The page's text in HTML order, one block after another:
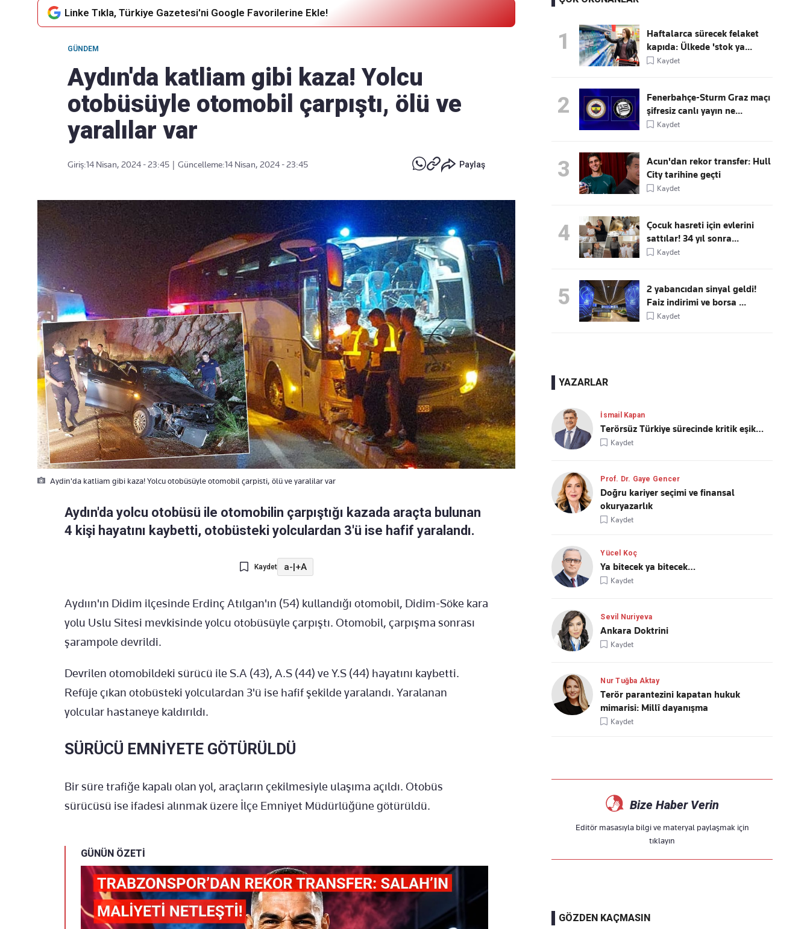
akışımıza ulaşın
göndermek için
Kaçırmayın
Ücretsiz üye olun, gündemi
Linke Tıkla, Türkiye Gazetesi'ni Google Favorilerine Ekle!
GÜNDEM
Aydın'da katliam gibi kaza! Yolcu
otobüsüyle otomobil çarpıştı, ölü ve
yaralılar var
Giriş:14 Nisan, 2024 - 23:45 Güncelleme:14 Nisan, 2024 - 23:45 Paylaş
Aydin'da katliam gibi kaza! Yolcu otobüsüyle otomobil çarpisti, ölü ve yaralilar var
Aydın'da yolcu otobüsü ile otomobilin çarpıştığı kazada araçta bulunan
4 kişi hayatını kaybetti, otobüsteki yolculardan 3'ü ise hafif yaralandı.
Kaydet a-|+A
Aydıın'ın Didim ilçesinde Erdinç Atılgan'ın (54) kullandığı otomobil, Didim-Söke kara
yolu Uslu Sitesi mevkisinde yolcu otobüsüyle çarpıştı. Otomobil, çarpışma sonrası
şarampole devrildi.
Devrilen otomobildeki sürücü ile S.A (43), A.S (44) ve Y.S (44) hayatını kaybetti.
Refüje çıkan otobüsteki yolculardan 3'ü ise hafif şekilde yaralandı. Yaralanan
yolcular hastaneye kaldırıldı.
SÜRÜCÜ EMNİYETE GÖTÜRÜLDÜ
Bir süre trafiğe kapalı olan yol, araçların çekilmesiyle ulaşıma açıldı. Otobüs
sürücüsü ise ifadesi alınmak üzere İlçe Emniyet Müdürlüğüne götürüldü.
GÜNÜN ÖZETİ
1
Haftalarca sürecek felaket
kapıda: Ülkede 'stok ya...
Kaydet
2
Fenerbahçe-Sturm Graz maçı
şifresiz canlı yayın ne...
Kaydet
3
Acun'dan rekor transfer: Hull
City tarihine geçti
Kaydet
4
Çocuk hasreti için evlerini
sattılar! 34 yıl sonra...
Kaydet
5
2 yabancıdan sinyal geldi!
Faiz indirimi ve borsa ...
Kaydet
YAZARLAR
İsmail Kapan
Terörsüz Türkiye sürecinde kritik eşik…
Kaydet
Prof. Dr. Gaye Gencer
Doğru kariyer seçimi ve finansal
okuryazarlık
Kaydet
Yücel Koç
Ya bitecek ya bitecek…
Kaydet
Sevil Nuriyeva
Ankara Doktrini
Kaydet
Nur Tuğba Aktay
Terör parantezini kapatan hukuk
mimarisi: Millî dayanışma
Kaydet
Bize Haber Verin
Editör masasıyla bilgi ve materyal paylaşmak için
tıklayın
GÖZDEN KAÇMASIN